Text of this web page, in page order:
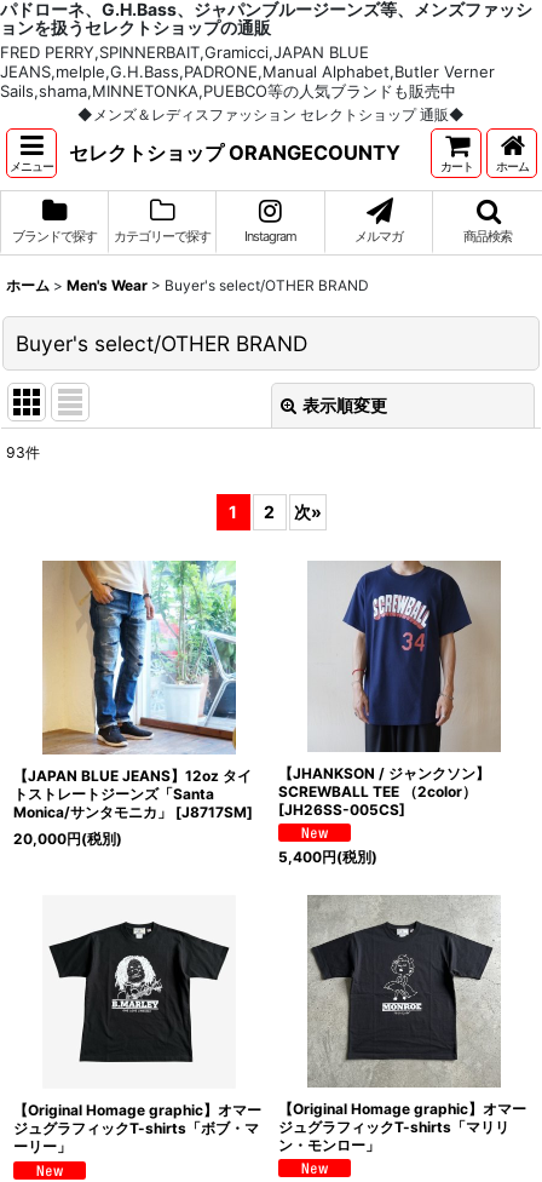
パドローネ、G.H.Bass、ジャパンブルージーンズ等、メンズファッシ
ョンを扱うセレクトショップの通販
FRED PERRY,SPINNERBAIT,Gramicci,JAPAN BLUE
JEANS,melple,G.H.Bass,PADRONE,Manual Alphabet,Butler Verner
Sails,shama,MINNETONKA,PUEBCO等の人気ブランドも販売中
◆メンズ＆レディスファッション セレクトショップ 通販◆
メニュー
セレクトショップ ORANGECOUNTY
カート ホーム
ブランドで探す カテゴリーで探す Instagram メルマガ 商品検索
ホーム > Men's Wear > Buyer's select/OTHER BRAND
Buyer's select/OTHER BRAND
表示順変更
93件
1 2 次»
【JAPAN BLUE JEANS】12oz タイ
トストレートジーンズ「Santa
Monica/サンタモニカ」
[J8717SM]
20,000円(税別)
【JHANKSON / ジャンクソン】
SCREWBALL TEE （2color）
[JH26SS-005CS]
5,400円(税別)
【Original Homage graphic】オマー
ジュグラフィックT-shirts「ボブ・マ
ーリー」
【Original Homage graphic】オマー
ジュグラフィックT-shirts「マリリ
ン・モンロー」